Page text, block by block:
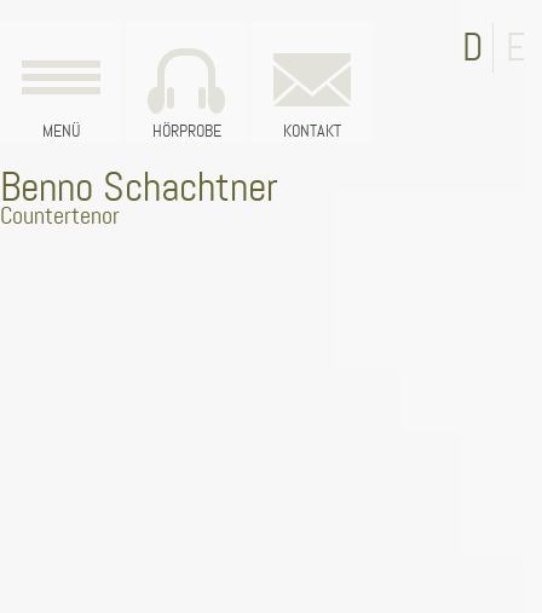
Benno Schachtner
Countertenor
MENÜ HÖRPROBE KONTAKT